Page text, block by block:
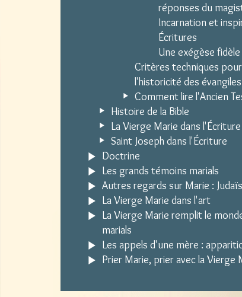
réponses du
Incarnation et
Écritures
Une exégèse fidèle
Critères techniques
l'historicité des évangiles
Comment lire l'Ancien
Histoire de la Bible
La Vierge Marie dans l'Écriture
Saint Joseph dans l'Écriture
Doctrine
Les grands témoins marials
Autres regards sur Marie :
La Vierge Marie dans l'art
La Vierge Marie remplit le
marials
Les appels d'une mère :
Prier Marie, prier avec la Vierge